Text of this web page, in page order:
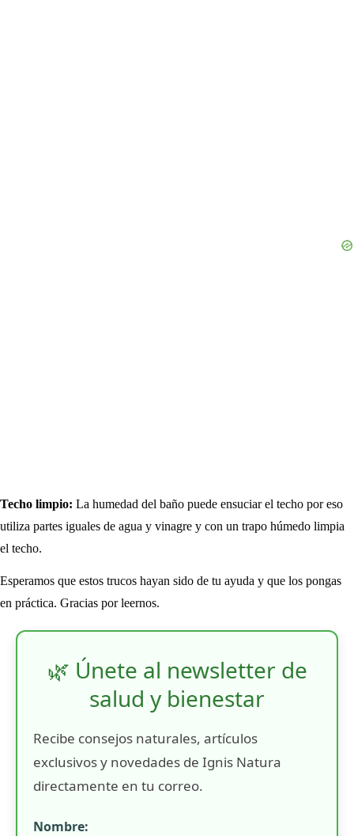
Techo limpio: La humedad del baño puede ensuciar el techo por eso
utiliza partes iguales de agua y vinagre y con un trapo húmedo limpia
el techo.
Esperamos que estos trucos hayan sido de tu ayuda y que los pongas
en práctica. Gracias por leernos.
🌿 Únete al newsletter de
salud y bienestar
Recibe consejos naturales, artículos
exclusivos y novedades de Ignis Natura
directamente en tu correo.
Nombre: